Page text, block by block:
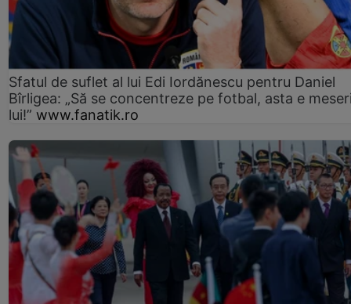
Sfatul de suflet al lui Edi Iordănescu pentru Daniel
Bîrligea: „Să se concentreze pe fotbal, asta e
lui!” www.fanatik.ro